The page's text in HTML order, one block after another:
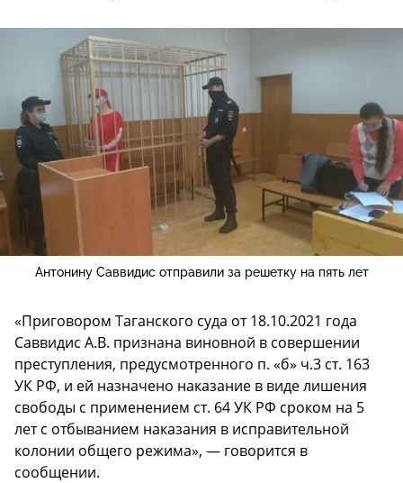
Антонину Саввидис отправили за решетку на пять лет
«Приговором Таганского суда от 18.10.2021 года
Саввидис А.В. признана виновной в совершении
преступления, предусмотренного п. «б» ч.3 ст. 163
УК РФ, и ей назначено наказание в виде лишения
свободы с применением ст. 64 УК РФ сроком на 5
лет с отбыванием наказания в исправительной
колонии общего режима», — говорится в
сообщении.